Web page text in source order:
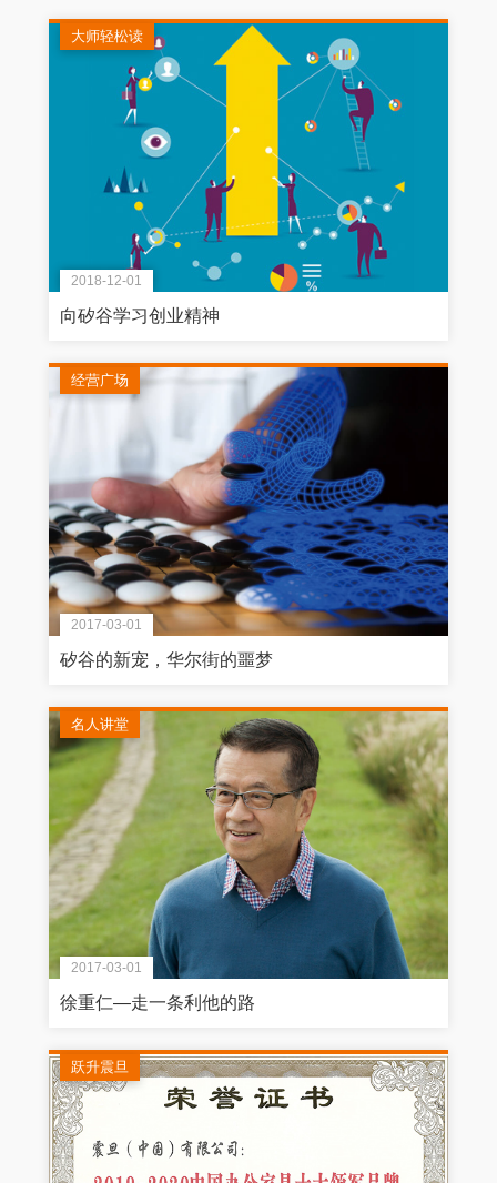
2018-12-01
大师轻松读
向矽谷学习创业精神
2017-03-01
经营广场
矽谷的新宠，华尔街的噩梦
2017-03-01
名人讲堂
徐重仁—走一条利他的路
跃升震旦